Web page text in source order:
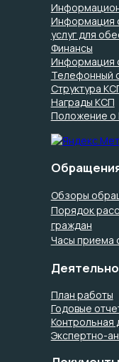
Информация
услуг для
Финансы
Информация
Телефонный
Структура
Награды КСП
Положение о
Обзоры
Порядок
граждан
Часы приема
План работы
Годовые
Контрольная
Экспертно-